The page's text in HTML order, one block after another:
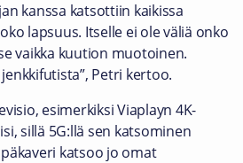
kanssa katsottiin kaikissa
lapsuus. Itselle ei ole väliä onko
vaikka kuution muotoinen.
Petri kertoo.
esimerkiksi Viaplayn 4K-
sillä 5G:llä sen katsominen
katsoo jo omat